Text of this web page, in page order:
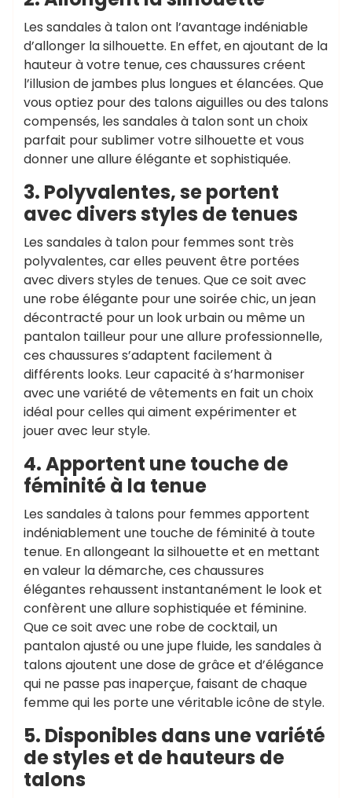
Les sandales à talon ont l’avantage indéniable
d’allonger la silhouette. En effet, en ajoutant de la
hauteur à votre tenue, ces chaussures créent
l’illusion de jambes plus longues et élancées. Que
vous optiez pour des talons aiguilles ou des talons
compensés, les sandales à talon sont un choix
parfait pour sublimer votre silhouette et vous
donner une allure élégante et sophistiquée.
3. Polyvalentes, se portent
avec divers styles de tenues
Les sandales à talon pour femmes sont très
polyvalentes, car elles peuvent être portées
avec divers styles de tenues. Que ce soit avec
une robe élégante pour une soirée chic, un jean
décontracté pour un look urbain ou même un
pantalon tailleur pour une allure professionnelle,
ces chaussures s’adaptent facilement à
différents looks. Leur capacité à s’harmoniser
avec une variété de vêtements en fait un choix
idéal pour celles qui aiment expérimenter et
jouer avec leur style.
4. Apportent une touche de
féminité à la tenue
Les sandales à talons pour femmes apportent
indéniablement une touche de féminité à toute
tenue. En allongeant la silhouette et en mettant
en valeur la démarche, ces chaussures
élégantes rehaussent instantanément le look et
confèrent une allure sophistiquée et féminine.
Que ce soit avec une robe de cocktail, un
pantalon ajusté ou une jupe fluide, les sandales à
talons ajoutent une dose de grâce et d’élégance
qui ne passe pas inaperçue, faisant de chaque
femme qui les porte une véritable icône de style.
5. Disponibles dans une variété
de styles et de hauteurs de
talons